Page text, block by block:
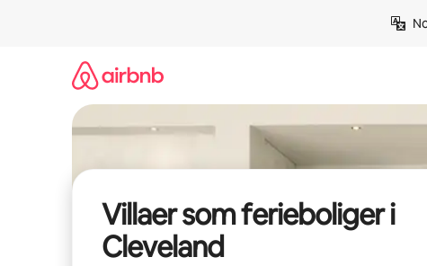
Villaer som ferieboliger i
Cleveland